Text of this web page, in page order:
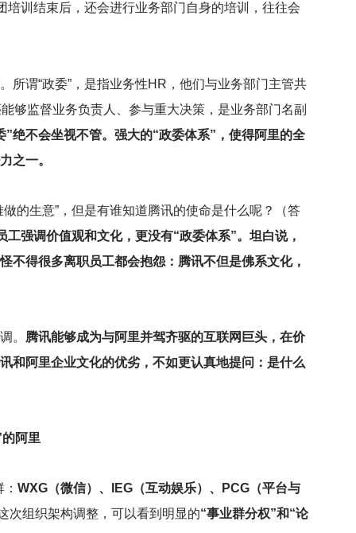
培训结束后，还会进行业务部门自身的培训，往往会
所谓“政委”，是指业务性HR，他们与业务部门主管共
够监督业务负责人、参与重大决策，是业务部门名副
绝不会坐视不管。强大的“政委体系”，使得阿里的全
之一。
的生意”，但是有谁知道腾讯的使命是什么呢？（答
强调价值观和文化，更没有“政委体系”。坦白说，
不得很多离职员工都会抱怨：腾讯不但是佛系文化，
。 腾讯能够成为与阿里并驾齐驱的互联网巨头，在价
和阿里企业文化的优劣，不如更认真地提问：是什么
阿里
WXG（微信）、IEG（互动娱乐）、PCG（平台与
次组织架构调整，可以看到明显的“事业群分权”和“论